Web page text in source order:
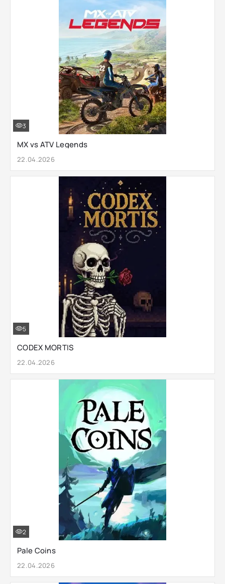
MX vs ATV Legends
22.04.2026
3
CODEX MORTIS
22.04.2026
5
Pale Coins
22.04.2026
2